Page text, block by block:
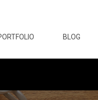
BLOG